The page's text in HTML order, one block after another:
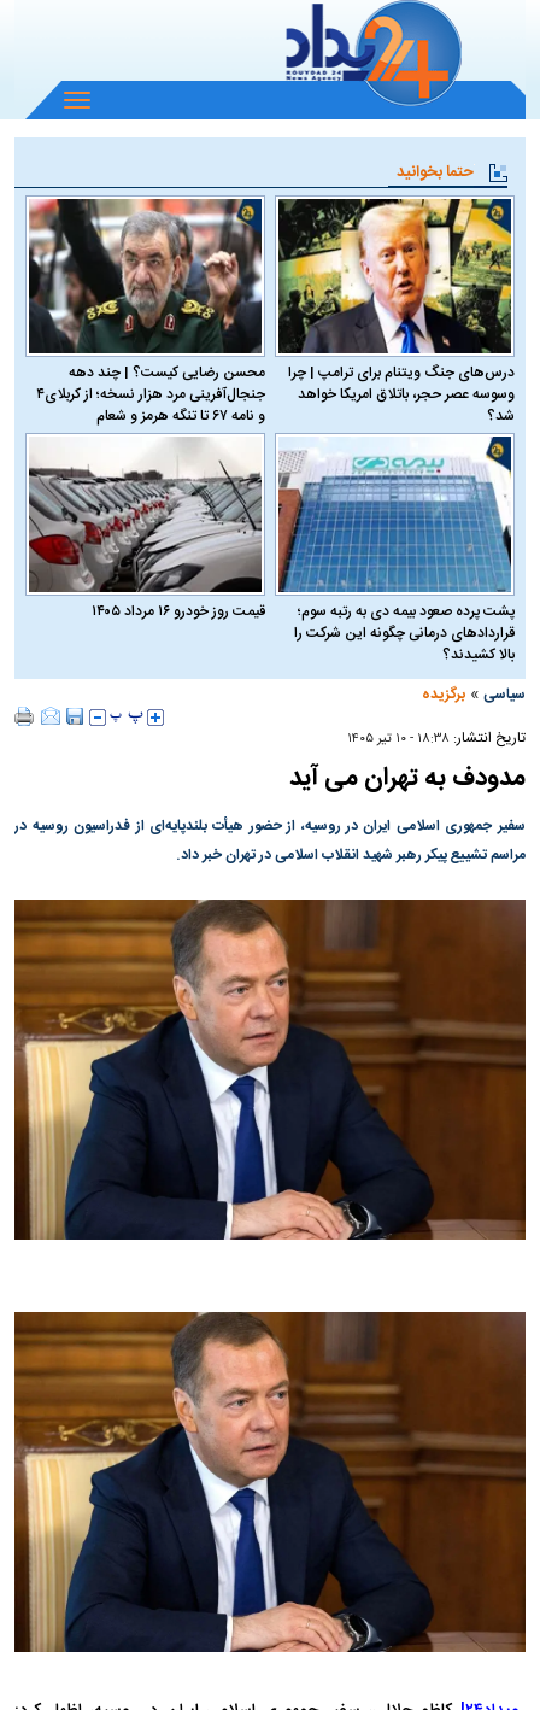
باز
و
منو
حتما بخوانید
درس‌های جنگ ویتنام برای ترامپ | چرا
وسوسه عصر حجر، باتلاق امریکا خواهد
شد؟
محسن رضایی کیست؟ | چند دهه
جنجال‌آفرینی مرد هزار نسخه؛ از کربلای۴
و نامه ۶۷ تا تنگه هرمز و شعام
پشت پرده صعود بیمه دی به رتبه سوم؛
قراردادهای درمانی چگونه این شرکت را
بالا کشیدند؟
قیمت روز خودرو ۱۶ مرداد ۱۴۰۵
سیاسی »برگزیده
تاریخ انتشار: ۱۸:۳۸ - ۱۰ تير ۱۴۰۵
مدودف به تهران می آید
سفیر جمهوری اسلامی ایران در روسیه، از حضور هیأت بلندپایه‌ای از فدراسیون روسیه در
مراسم تشییع پیکر رهبر شهید انقلاب اسلامی در تهران خبر داد.